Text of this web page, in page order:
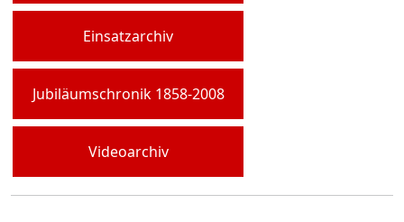
Einsatzarchiv
Jubiläumschronik 1858-2008
Videoarchiv